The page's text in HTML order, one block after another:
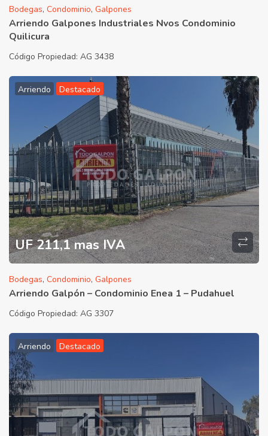
Bodegas, Condominio, Galpones
Arriendo Galpones Industriales Nvos Condominio
Quilicura
Código Propiedad: AG 3438
Arriendo Destacado
UF 211,1 mas IVA
Bodegas, Condominio, Galpones
Arriendo Galpón – Condominio Enea 1 – Pudahuel
Código Propiedad: AG 3307
Arriendo Destacado